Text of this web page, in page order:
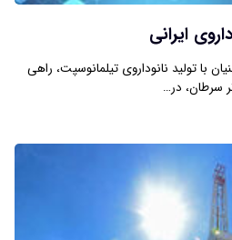
ایرانی
با تولید نانوداروی تیلمانوسپت، راهی
سرطان، در…